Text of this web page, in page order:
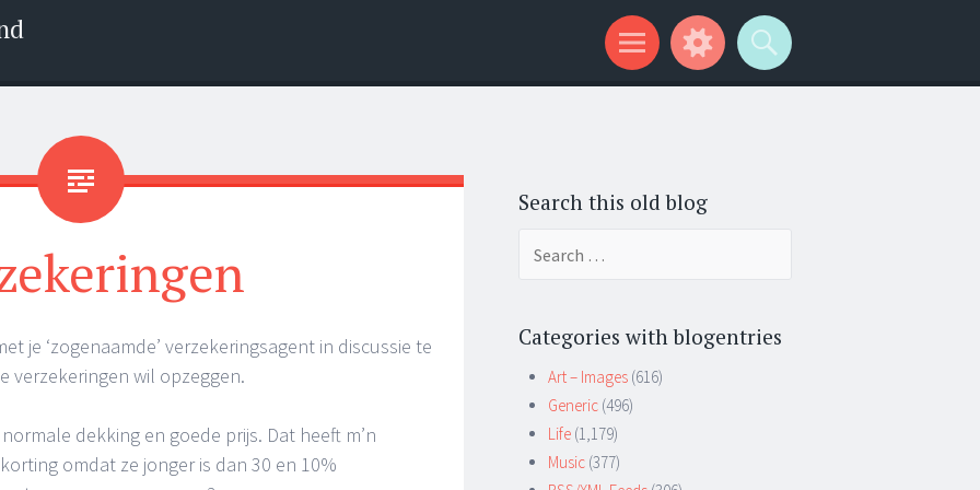
je ‘zogenaamde’ verzekeringsagent in discussie te
verzekeringen wil opzeggen.
dekking en goede prijs. Dat heeft m’n
omdat ze jonger is dan 30 en 10%
Search this old blog
Categories with blogentries
Art – Images (616)
Generic (496)
Life (1,179)
Music (377)